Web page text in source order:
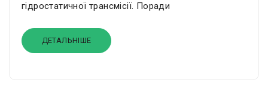
гідростатичної трансмісії. Поради
ДЕТАЛЬНІШЕ